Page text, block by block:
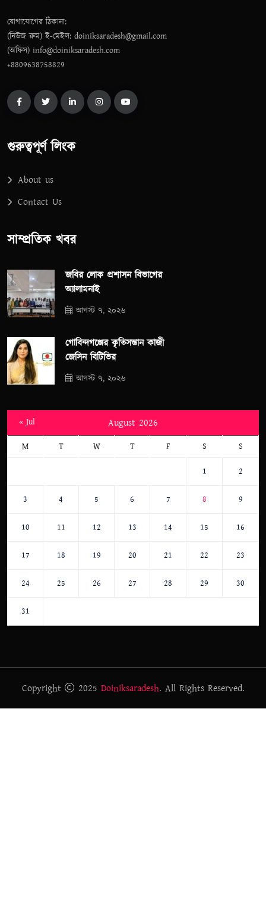
যোগাযোগের ঠিকানা:
(নিউজ রুম) ই-মেইল: doiniksaradesh@gmail.com
(অফিস) info@doiniksaradesh.com
+8809638758829
গুরুত্বপূর্ণ লিংক
About us
Contact Us
সাম্প্রতিক খবর
জবির লোক প্রশাসন বিভাগের
অ্যালামনাই
আগস্ট ৭, ২০২৬
গোবিন্দগঞ্জের কৃতিসন্তান কাজী
জেসিন বিটিভির
আগস্ট ৭, ২০২৬
August 2026
M T W T F S S
1 2
3 4 5 6 7 8 9
10 11 12 13 14 15 16
17 18 19 20 21 22 23
24 25 26 27 28 29 30
31
« Jul
Copyright 2025 Doiniksaradesh. All Rights Reserved.